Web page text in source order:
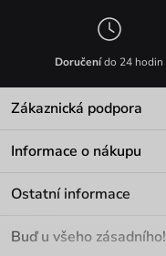
Doručenído 24 hodin
Zákaznická podpora
Informace o nákupu
Materiály a údržba
Ostatní informace
Buď u všeho zásadního!